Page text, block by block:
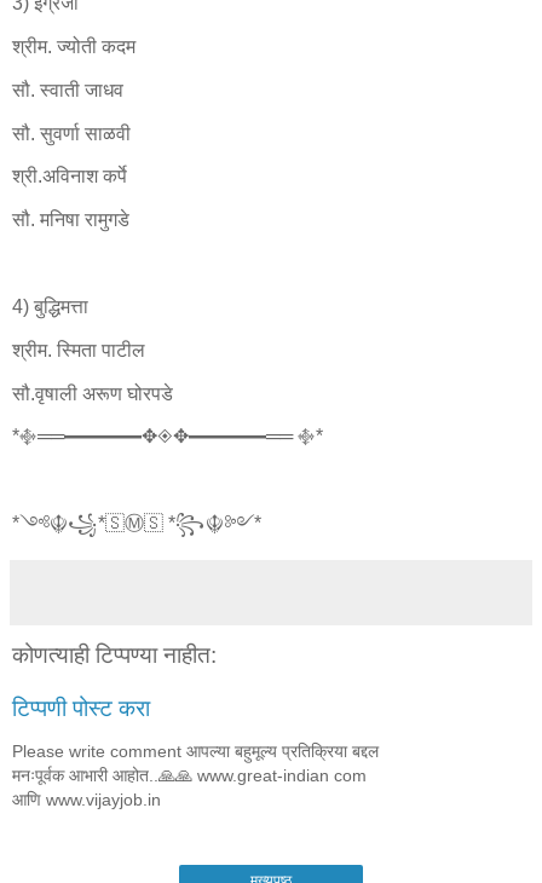
श्रीम. ज्योती कदम
सौ. स्वाती जाधव
सौ. सुवर्णा साळवी
श्री.अविनाश कर्पे
सौ. मनिषा रामुगडे
4) बुद्धिमत्ता
श्रीम. स्मिता पाटील
सौ.वृषाली अरूण घोरपडे
*࿇══━━━━✥◈✥━━━━══ ࿇*
*༺☬꧁*🇸Ⓜ🇸 *꧂☬༻*
कोणत्याही टिप्पण्‍या नाहीत:
टिप्पणी पोस्ट करा
Please write comment आपल्या बहुमूल्य प्रतिक्रिया बद्दल
मनःपूर्वक आभारी आहोत..🙏🙏 www.great-indian com
आणि www.vijayjob.in